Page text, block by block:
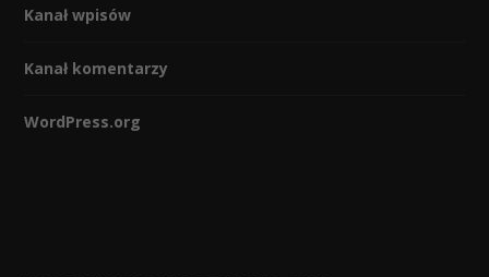
Kanał wpisów
Kanał komentarzy
WordPress.org